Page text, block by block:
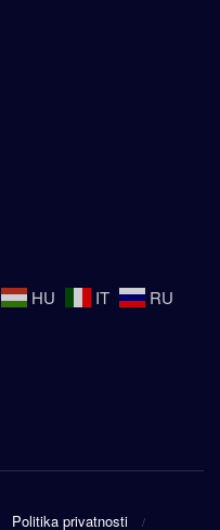
HU IT RU
Politika privatnosti